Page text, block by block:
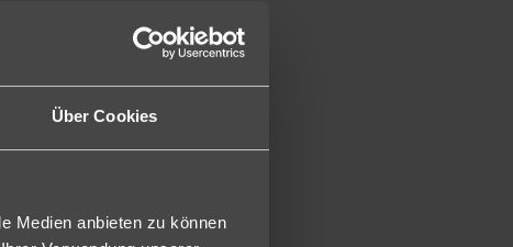
Über Cookies
Medien anbieten zu können
Doppelzimmer Garten mit einem kleinen Garten mit zwei
und Doppelzimmer seitlicher Meerblick (DMS)
und Single mit Kind priv. Garten (D1A) ).
(DE). Ebenfalls als Doppelzimmer seitlicher Meerblick zur
(1GD) gegen Aufpreis buchbar.
gleiche Ausstattung wie Doppelzimmer, sind jedoch größer
mit Verbindungstür sowie Balkon oder Terrasse (DF2).